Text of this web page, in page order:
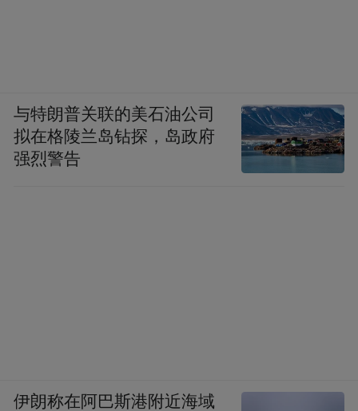
与特朗普关联的美石油公司
拟在格陵兰岛钻探，岛政府
强烈警告
伊朗称在阿巴斯港附近海域